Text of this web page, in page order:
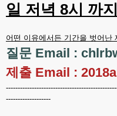
일 저녁 8시 까
어떤 이유에서든 기간을 벗어난
질문 Email :
제출 Email :
-------------------